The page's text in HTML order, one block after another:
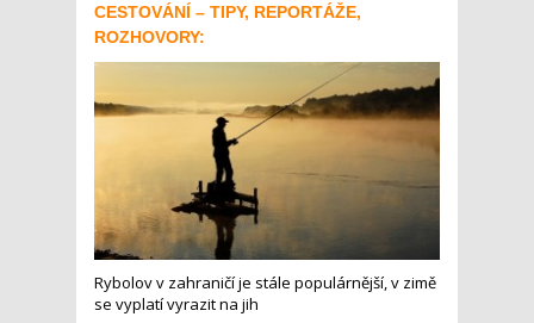
CESTOVÁNÍ – TIPY, REPORTÁŽE,
ROZHOVORY:
Rybolov v zahraničí je stále populárnější, v zimě
se vyplatí vyrazit na jih